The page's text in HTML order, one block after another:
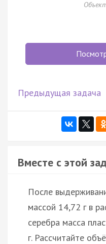
Предыдущая задача
Вместе с этой
После
массой 14,72 г в
серебра масса
г. Рассчитайте